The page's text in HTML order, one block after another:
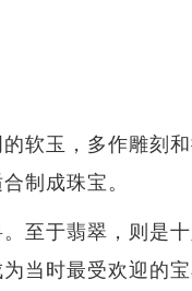
软玉，多作雕刻
制成珠宝。
至于翡翠，则是
当时最受欢迎的